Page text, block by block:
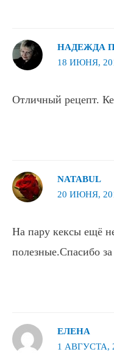
НАДЕЖДА
18 ИЮНЯ,
Отличный рецепт.
NATABUL
20 ИЮНЯ,
На пару кексы ещё
полезные.Спасибо за
ЕЛЕНА
1 АВГУСТА,